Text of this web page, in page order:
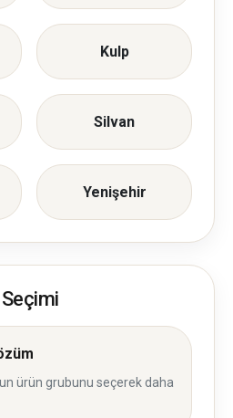
Kulp
Silvan
Yenişehir
ürün grubunu seçerek daha